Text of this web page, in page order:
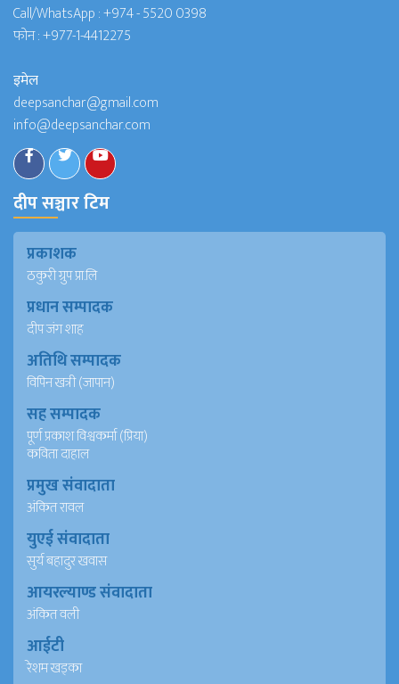
Call/WhatsApp :+974 - 5520 0398
फोन :+977-1-4412275
इमेल
deepsanchar@gmail.com
info@deepsanchar.com
दीप सञ्चार टिम
प्रकाशक
ठकुरी ग्रुप प्रा.लि
प्रधान सम्पादक
दीप जंग शाह
अतिथि सम्पादक
विपिन खत्री (जापान)
सह सम्पादक
पूर्ण प्रकाश विश्वकर्मा (प्रिया)
कविता दाहाल
प्रमुख संवादाता
अंकित रावल
युएई संवादाता
सुर्य बहादुर खवास
आयरल्याण्ड संवादाता
अंकित वली
आईटी
रेशम खड्का